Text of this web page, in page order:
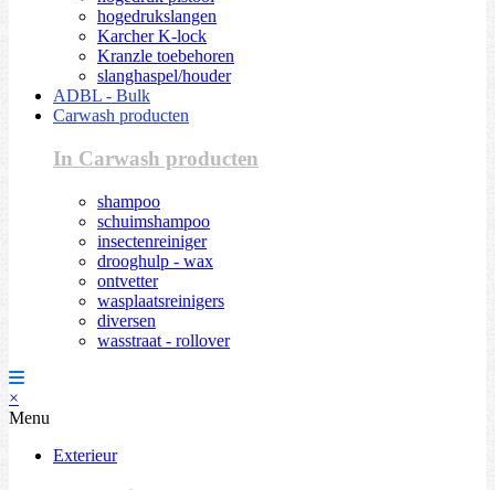
hogedrukslangen
Karcher K-lock
Kranzle toebehoren
slanghaspel/houder
ADBL - Bulk
Carwash producten
In Carwash producten
shampoo
schuimshampoo
insectenreiniger
drooghulp - wax
ontvetter
wasplaatsreinigers
diversen
wasstraat - rollover
×
Menu
Exterieur